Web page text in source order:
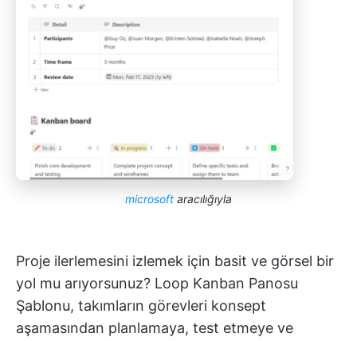
microsoft aracılığıyla
Proje ilerlemesini izlemek için basit ve görsel bir
yol mu arıyorsunuz? Loop Kanban Panosu
Şablonu, takımların görevleri konsept
aşamasından planlamaya, test etmeye ve